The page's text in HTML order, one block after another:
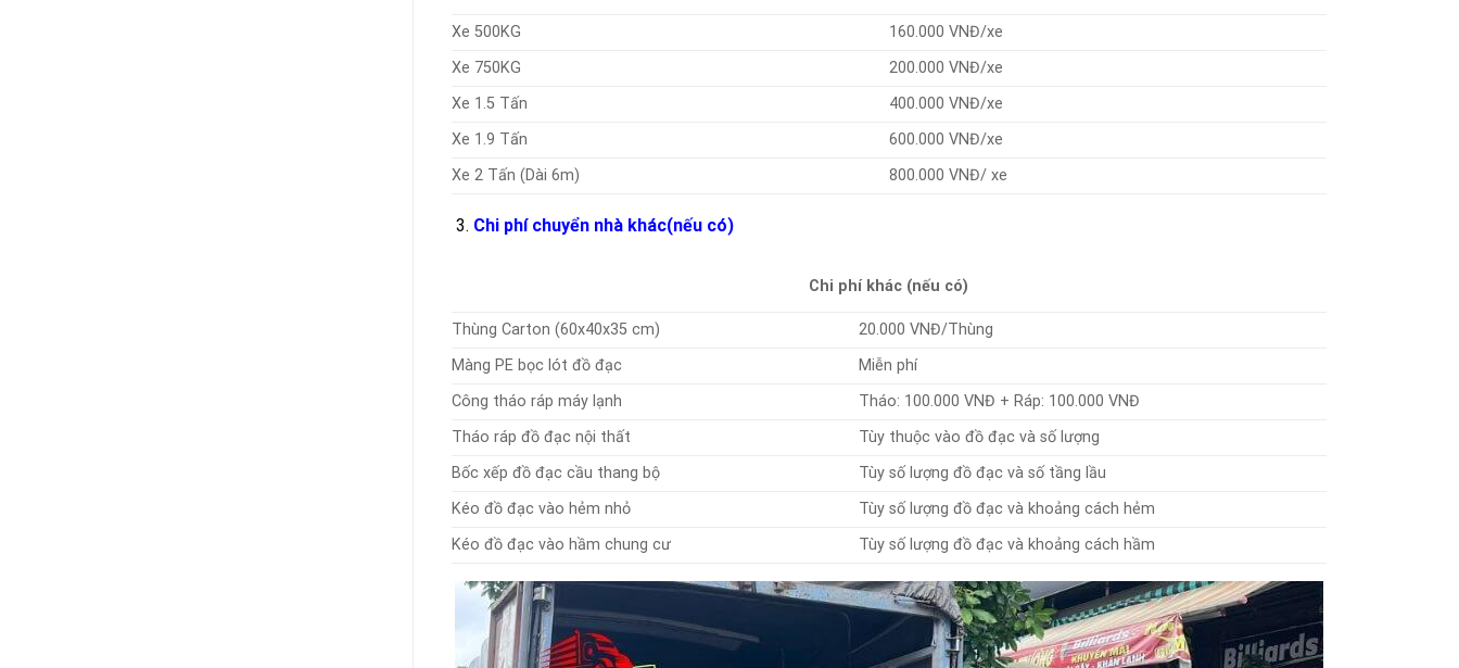
Xe 500KG
160.000 VNĐ/xe
Xe 750KG
200.000 VNĐ/xe
Xe 1.5 Tấn
400.000 VNĐ/xe
Xe 1.9 Tấn
600.000 VNĐ/xe
Xe 2 Tấn (Dài 6m)
800.000 VNĐ/ xe
Chi phí chuyển nhà khác(nếu có)
Chi phí khác (nếu có)
Thùng Carton (60x40x35 cm)
20.000 VNĐ/Thùng
Màng PE bọc lót đồ đạc
Miễn phí
Công tháo ráp máy lạnh
Tháo: 100.000 VNĐ + Ráp: 100.000 VNĐ
Tháo ráp đồ đạc nội thất
Tùy thuộc vào đồ đạc và số lượng
Bốc xếp đồ đạc cầu thang bộ
Tùy số lượng đồ đạc và số tầng lầu
Kéo đồ đạc vào hẻm nhỏ
Tùy số lượng đồ đạc và khoảng cách hẻm
Kéo đồ đạc vào hầm chung cư
Tùy số lượng đồ đạc và khoảng cách hầm